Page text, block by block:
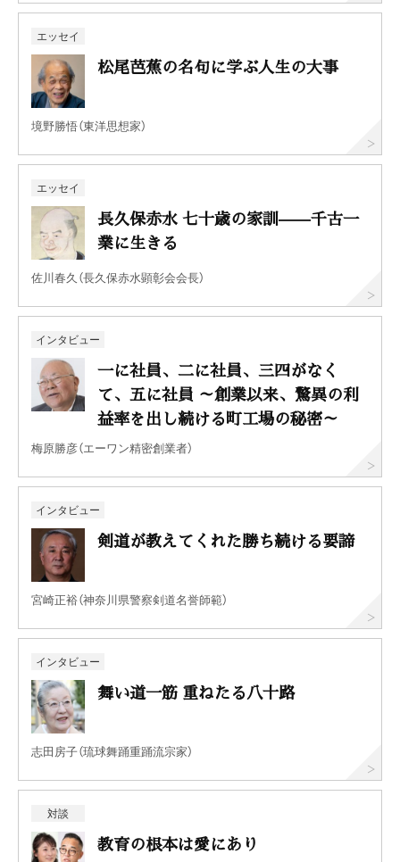
エッセイ
松尾芭蕉の名句に学ぶ人生の大事
境野勝悟（東洋思想家）
エッセイ
長久保赤水 七十歳の家訓——千古一
業に生きる
佐川春久（長久保赤水顕彰会会長）
インタビュー
一に社員、二に社員、三四がなく
て、五に社員 ～創業以来、驚異の利
益率を出し続ける町工場の秘密～
梅原勝彦（エーワン精密創業者）
インタビュー
剣道が教えてくれた勝ち続ける要諦
宮崎正裕（神奈川県警察剣道名誉師範）
インタビュー
舞い道一筋 重ねたる八十路
志田房子（琉球舞踊重踊流宗家）
対談
教育の根本は愛にあり